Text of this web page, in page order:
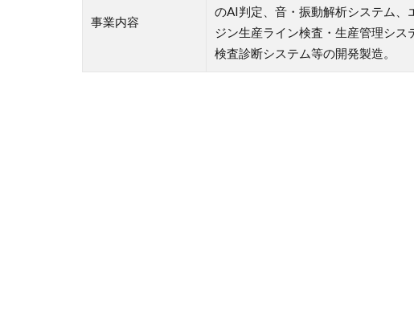
事業内容
のAI判定、音・振動解析システム、
ジン生産ライン検査・生産管理シ
検査診断システム等の開発製造。